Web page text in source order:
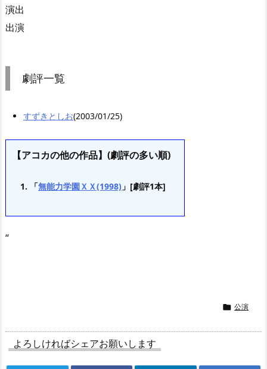
演出
出演
劇評一覧
すずきとしお(2003/01/25)
【アコカの他の作品】(劇評の多い順)
「無能力学園ＸＸ(1998) 」[劇評1本]
“
 公演
よろしければシェアお願いします